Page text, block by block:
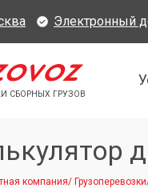
Электронный
СБОРНЫХ ГРУЗОВ
компания/ Грузоперевозки